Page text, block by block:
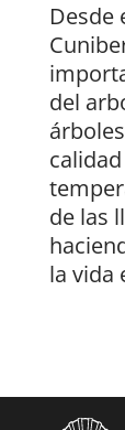
Desde
del
de las
la vida